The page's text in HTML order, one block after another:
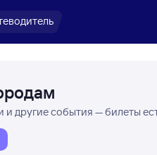
и другие события — билеты